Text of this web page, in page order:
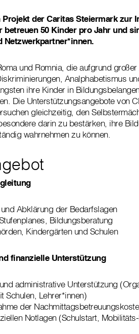
Projekt der Caritas Steiermark zur
betreuen 50 Kinder pro Jahr und
Netzwerkpartner*innen.
und Romnia, die aufgrund
Analphabetismus
ihre Kinder in
Die Unterstützungsangebote von
gleichzeitig, den
darin zu bestärken, ihre
wahrnehmen zu können.
Abklärung der Bedarfslagen
Bildungsberatung
Kindergärten und Schulen
finanzielle Unterstützung
administrative Unterstützung
Schulen, Lehrer*innen)
der
Notlagen (Schulstart,